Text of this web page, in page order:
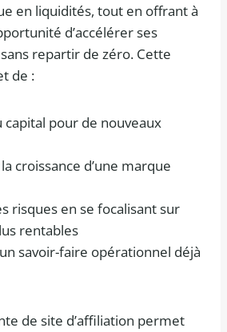
en liquidités, tout en offrant à
d’accélérer ses
sans repartir de zéro. Cette
de :
capital pour de nouveaux
croissance d’une marque
risques en se focalisant sur
rentables
savoir-faire opérationnel déjà
de site d’affiliation permet